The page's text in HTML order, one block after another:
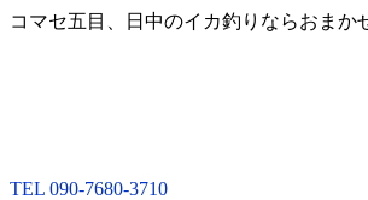
コマセ五目、日中のイカ釣りならおまか
TEL 090-7680-3710